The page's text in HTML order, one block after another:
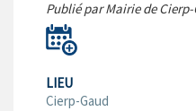
Publié par Mairie de
LIEU
Cierp-Gaud